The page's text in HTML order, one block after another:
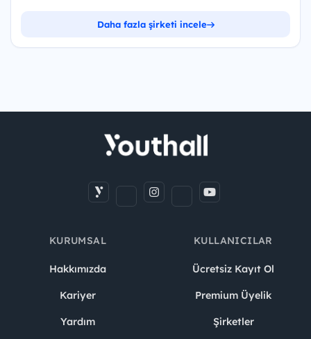
Daha fazla şirketi incele
KURUMSAL
Hakkımızda
Kariyer
Yardım
KULLANICILAR
Ücretsiz Kayıt Ol
Premium Üyelik
Şirketler